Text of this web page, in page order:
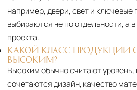
например, двери, свет и
выбираются не по отдельности, а в
проекта.
КАКОЙ КЛАСС ПРОДУКЦИИ
ВЫСОКИМ?
Высоким обычно считают
сочетаются дизайн, качество